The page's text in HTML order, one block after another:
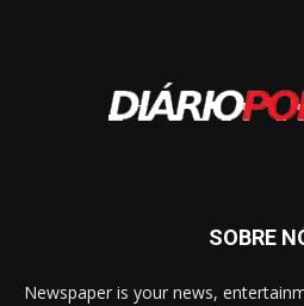
SOBRE
Newspaper is your news,